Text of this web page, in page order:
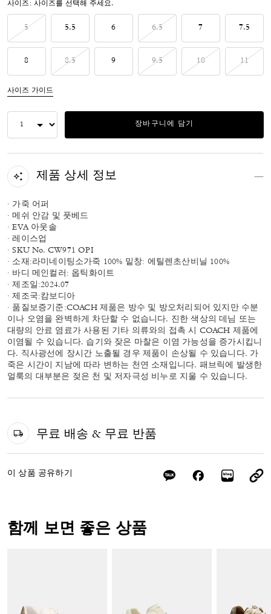
사이즈: 사이즈를 선택해 주세요.
5 5.5 6 6.5 7 7.5
8 8.5 9 9.5 10 11
사이즈 가이드
장바구니에 담기
제품 상세 정보
· 가죽 어퍼
· 메쉬 안감 및 풋베드
· EVA 아웃솔
· 레이스업
· SKU No. CW971 OPI
· 소재:라미네이팅소가죽 100% 밑창: 에틸렌초산비닐 100%
· 바디 메인컬러: 옵틱화이트
· 제조일:2024.07
· 제조국:캄보디아
· 품질보증기준:COACH 제품은 방수 및 방오처리되어 있지만 수분
이나 오염을 완벽하게 차단할 수 없습니다. 진한 색상의 데님 또는
대량의 안료 염료가 사용된 기타 의류와의 접촉 시 COACH 제품에
이염될 수 있습니다. 습기와 잦은 마찰은 이염 가능성을 증가시킵니
다. 직사광선에 장시간 노출될 경우 제품이 손상될 수 있습니다. 가
죽은 시간이 지남에 따라 변하는 천연 소재입니다. 패브릭에 발생한
얼룩의 대부분은 젖은 천 및 저자극성 비누로 지울 수 있습니다.
무료 배송 & 무료 반품
이 상품 공유하기
함께 보면 좋은 상품